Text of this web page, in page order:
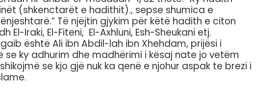
(shkenctarët e hadithit)., sepse shumica e
Të njëjtin gjykim për këtë hadith e citon
El-Iraki, El-Fiteni, El-Axhluni, Esh-Sheukani etj.
është Ali ibn Abdil-lah ibn Xhehdam, prijësi i
se ky adhurim dhe madhërimi i kësaj nate jo vetëm
se kjo gjë nuk ka qenë e njohur aspak te brezi i